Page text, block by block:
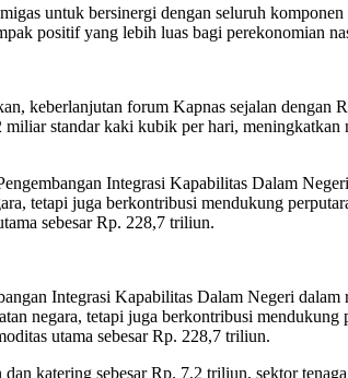
untuk bersinergi dengan seluruh
positif yang lebih luas bagi perekonomian
keberlanjutan forum Kapnas sejalan dengan
standar kaki kubik per hari,
Integrasi Kapabilitas Dalam
tetapi juga berkontribusi mendukung
sebesar Rp. 228,7 triliun.
Integrasi Kapabilitas Dalam Negeri
negara, tetapi juga berkontribusi
utama sebesar Rp. 228,7 triliun.
katering sebesar Rp. 7,2 triliun, sektor